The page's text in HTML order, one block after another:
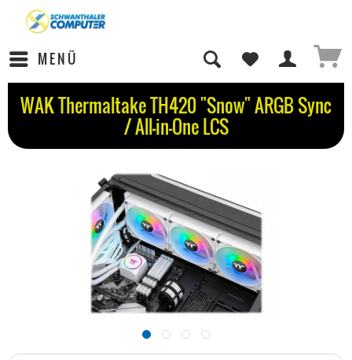
MENÜ
WAK Thermaltake TH420 "Snow" ARGB Sync
/ All-in-One LCS